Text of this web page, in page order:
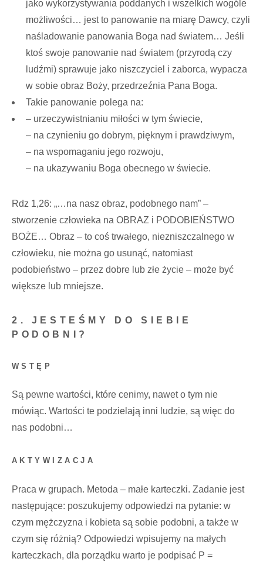
jako wykorzystywania poddanych i wszelkich wogóle
możliwości… jest to panowanie na miarę Dawcy, czyli
naśladowanie panowania Boga nad światem… Jeśli
ktoś swoje panowanie nad światem (przyrodą czy
ludźmi) sprawuje jako niszczyciel i zaborca, wypacza
w sobie obraz Boży, przedrzeźnia Pana Boga.
Takie panowanie polega na:
– urzeczywistnianiu miłości w tym świecie,
– na czynieniu go dobrym, pięknym i prawdziwym,
– na wspomaganiu jego rozwoju,
– na ukazywaniu Boga obecnego w świecie.
Rdz 1,26: „…na nasz obraz, podobnego nam” –
stworzenie człowieka na OBRAZ i PODOBIEŃSTWO
BOŻE… Obraz – to coś trwałego, niezniszczalnego w
człowieku, nie można go usunąć, natomiast
podobieństwo – przez dobre lub złe życie – może być
większe lub mniejsze.
2. JESTEŚMY DO SIEBIE
PODOBNI?
WSTĘP
Są pewne wartości, które cenimy, nawet o tym nie
mówiąc. Wartości te podzielają inni ludzie, są więc do
nas podobni…
AKTYWIZACJA
Praca w grupach. Metoda – małe karteczki. Zadanie jest
następujące: poszukujemy odpowiedzi na pytanie: w
czym mężczyzna i kobieta są sobie podobni, a także w
czym się różnią? Odpowiedzi wpisujemy na małych
karteczkach, dla porządku warto je podpisać P =